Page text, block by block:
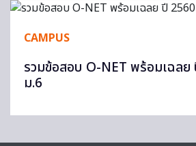
CAMPUS
รวมข้อสอบ O-NET พร้อมเฉลย
ม.6